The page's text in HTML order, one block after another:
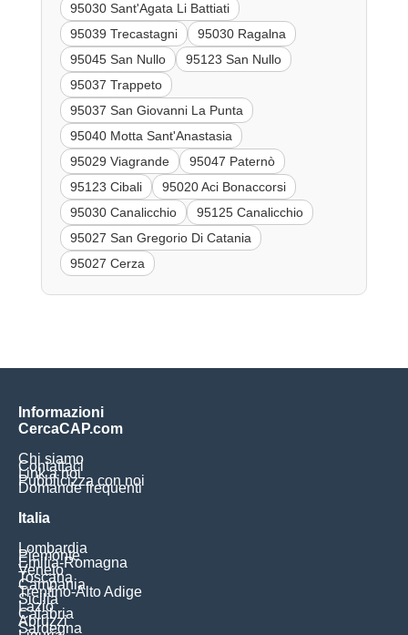
95030 Sant'Agata Li Battiati
95039 Trecastagni
95030 Ragalna
95045 San Nullo
95123 San Nullo
95037 Trappeto
95037 San Giovanni La Punta
95040 Motta Sant'Anastasia
95029 Viagrande
95047 Paternò
95123 Cibali
95020 Aci Bonaccorsi
95030 Canalicchio
95125 Canalicchio
95027 San Gregorio Di Catania
95027 Cerza
Informazioni
CercaCAP.com
Chi siamo
Contattaci
Link a noi
Pubblicizza con noi
Domande frequenti
Italia
Lombardia
Piemonte
Emilia-Romagna
Veneto
Toscana
Campania
Trentino-Alto Adige
Sicilia
Lazio
Calabria
Abruzzi
Sardegna